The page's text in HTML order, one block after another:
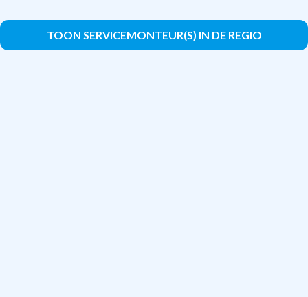
TOON SERVICEMONTEUR(S) IN DE REGIO